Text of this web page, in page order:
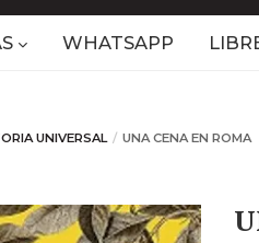
WHATSAPP
UNIVERSAL UNA CENA EN ROMA